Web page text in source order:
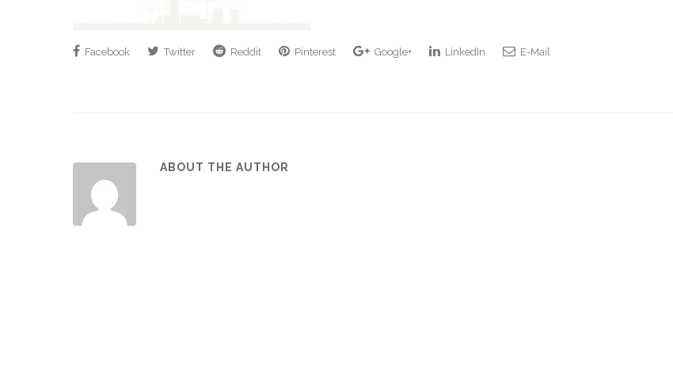
Facebook Twitter Reddit Pinterest Google+ LinkedIn E-Mail
ABOUT THE AUTHOR